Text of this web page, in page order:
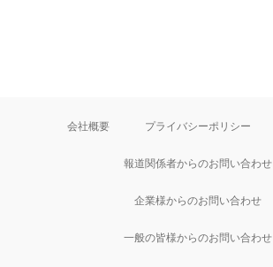
会社概要 プライバシーポリシー
報道関係者からのお問い合わせ
企業様からのお問い合わせ
一般の皆様からのお問い合わせ